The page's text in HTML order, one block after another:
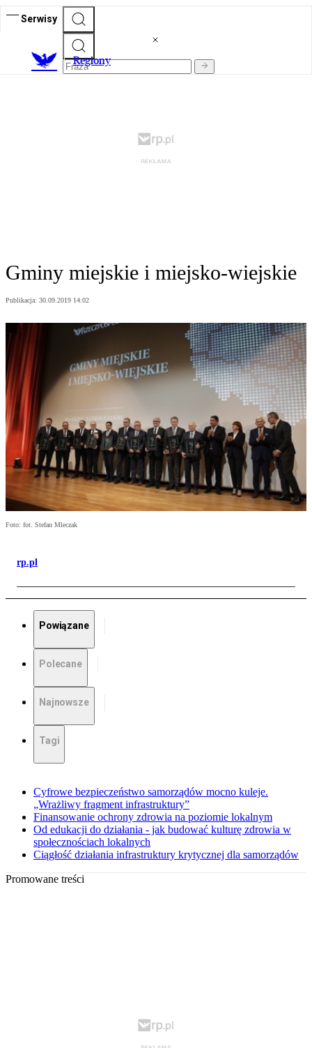
Serwisy
Regiony
Gminy miejskie i miejsko-wiejskie
Publikacja: 30.09.2019 14:02
Foto: fot. Stefan Mleczak
rp.pl
Powiązane
Polecane
Najnowsze
Tagi
Cyfrowe bezpieczeństwo samorządów mocno kuleje.
„Wrażliwy fragment infrastruktury”
Finansowanie ochrony zdrowia na poziomie lokalnym
Od edukacji do działania - jak budować kulturę zdrowia w
społecznościach lokalnych
Ciągłość działania infrastruktury krytycznej dla samorządów
Promowane treści